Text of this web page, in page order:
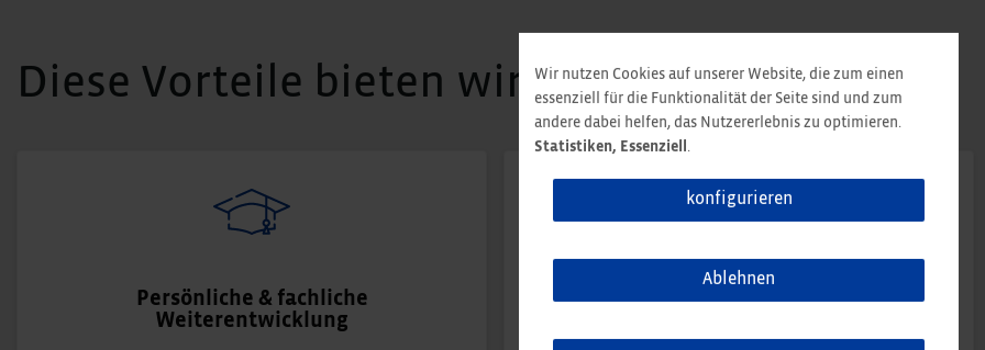
Diese Vorteile bieten wir unter anderem
Persönliche & fachliche
Weiterentwicklung
Flexible Arbeitszeiten
Schul- und Kindergartenzeiten lassen sich nicht
Wir nutzen Cookies auf unserer Website, die zum einen
essenziell für die Funktionalität der Seite sind und zum
andere dabei helfen, das Nutzererlebnis zu optimieren.
Statistiken, Essenziell .
konfigurieren
Ablehnen